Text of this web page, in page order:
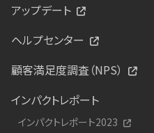
アップデート
ヘルプセンター
顧客満足度調査（NPS）
インパクトレポート
インパクトレポート2023